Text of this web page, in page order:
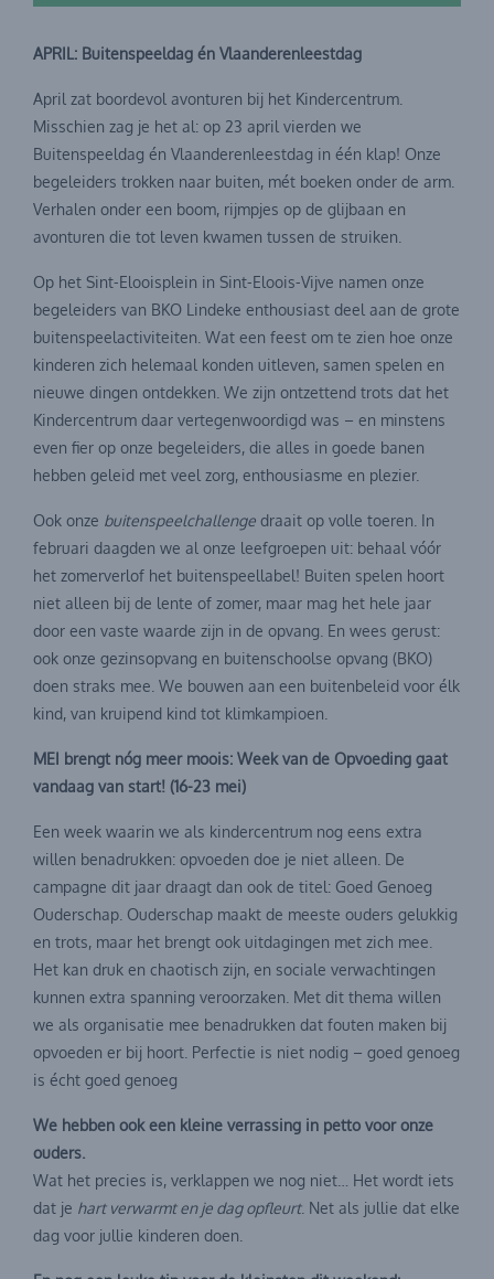
APRIL: Buitenspeeldag én Vlaanderenleestdag
April zat boordevol avonturen bij het Kindercentrum.
Misschien zag je het al: op 23 april vierden we
Buitenspeeldag én Vlaanderenleestdag in één klap! Onze
begeleiders trokken naar buiten, mét boeken onder de arm.
Verhalen onder een boom, rijmpjes op de glijbaan en
avonturen die tot leven kwamen tussen de struiken.
Op het Sint-Elooisplein in Sint-Eloois-Vijve namen onze
begeleiders van BKO Lindeke enthousiast deel aan de grote
buitenspeelactiviteiten. Wat een feest om te zien hoe onze
kinderen zich helemaal konden uitleven, samen spelen en
nieuwe dingen ontdekken. We zijn ontzettend trots dat het
Kindercentrum daar vertegenwoordigd was – en minstens
even fier op onze begeleiders, die alles in goede banen
hebben geleid met veel zorg, enthousiasme en plezier.
Ook onze buitenspeelchallenge draait op volle toeren. In
februari daagden we al onze leefgroepen uit: behaal vóór
het zomerverlof het buitenspeellabel! Buiten spelen hoort
niet alleen bij de lente of zomer, maar mag het hele jaar
door een vaste waarde zijn in de opvang. En wees gerust:
ook onze gezinsopvang en buitenschoolse opvang (BKO)
doen straks mee. We bouwen aan een buitenbeleid voor élk
kind, van kruipend kind tot klimkampioen.
MEI brengt nóg meer moois: Week van de Opvoeding gaat
vandaag van start! (16-23 mei)
Een week waarin we als kindercentrum nog eens extra
willen benadrukken: opvoeden doe je niet alleen. De
campagne dit jaar draagt dan ook de titel: Goed Genoeg
Ouderschap. Ouderschap maakt de meeste ouders gelukkig
en trots, maar het brengt ook uitdagingen met zich mee.
Het kan druk en chaotisch zijn, en sociale verwachtingen
kunnen extra spanning veroorzaken. Met dit thema willen
we als organisatie mee benadrukken dat fouten maken bij
opvoeden er bij hoort. Perfectie is niet nodig – goed genoeg
is écht goed genoeg
We hebben ook een kleine verrassing in petto voor onze
ouders.
Wat het precies is, verklappen we nog niet… Het wordt iets
dat je hart verwarmt en je dag opfleurt. Net als jullie dat elke
dag voor jullie kinderen doen.